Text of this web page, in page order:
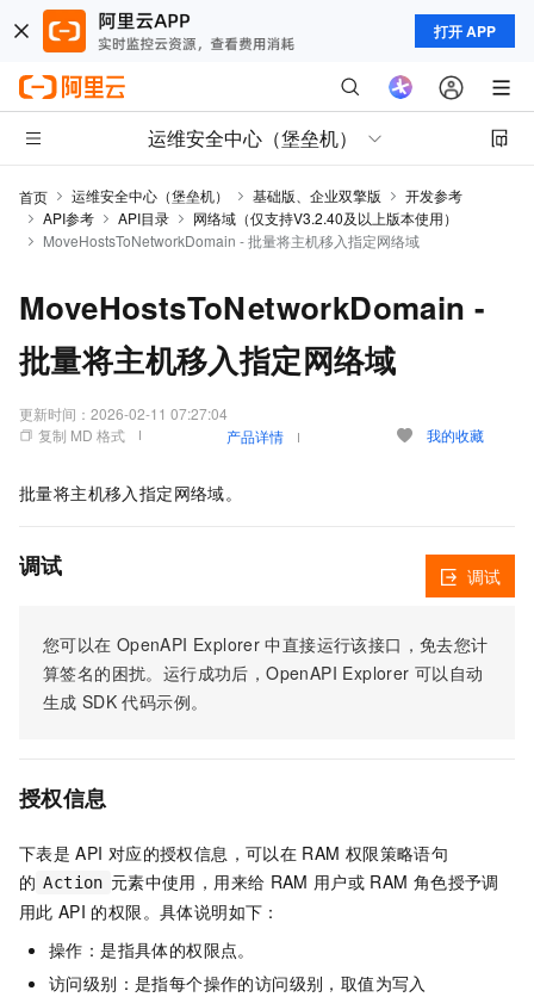
打开 APP
运维安全中心（堡垒机）
首页 运维安全中心（堡垒机） 基础版、企业双擎版
开发参考
API参考
API目录
网络域（仅支持V3.2.40及以上版本使用）
MoveHostsToNetworkDomain - 批量将主机移入指定网络域
MoveHostsToNetworkDomain -
批量将主机移入指定网络域
更新时间： 2026-02-11 07:27:04
复制 MD 格式
产品详情 我的收藏
批量将主机移入指定网络域。
调试
您可以在 OpenAPI Explorer 中直接运行该接口，免去您计
算签名的困扰。运行成功后，OpenAPI Explorer 可以自动
生成 SDK 代码示例。
调试
授权信息
下表是 API 对应的授权信息，可以在 RAM 权限策略语句
的 Action 元素中使用，用来给 RAM 用户或 RAM 角色授予调
用此 API 的权限。具体说明如下：
操作：是指具体的权限点。
访问级别：是指每个操作的访问级别，取值为写入